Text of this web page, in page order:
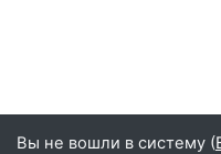
Вы не вошли в систему (